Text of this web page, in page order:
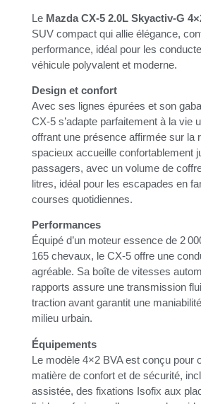
Le Mazda CX-5 2.0L Skyactiv-G
SUV compact qui allie élégance,
performance, idéal pour les
véhicule polyvalent et moderne.
Design et confort
Avec ses lignes épurées et son
CX-5 s’adapte parfaitement à la vie
offrant une présence affirmée sur la
spacieux accueille confortablement
passagers, avec un volume de
litres, idéal pour les escapades en
courses quotidiennes.
Performances
Équipé d’un moteur essence de 2
165 chevaux, le CX-5 offre une
agréable. Sa boîte de vitesses
rapports assure une transmission
traction avant garantit une
milieu urbain.
Équipements
Le modèle 4×2 BVA est conçu pour
matière de confort et de sécurité,
assistée, des fixations Isofix aux